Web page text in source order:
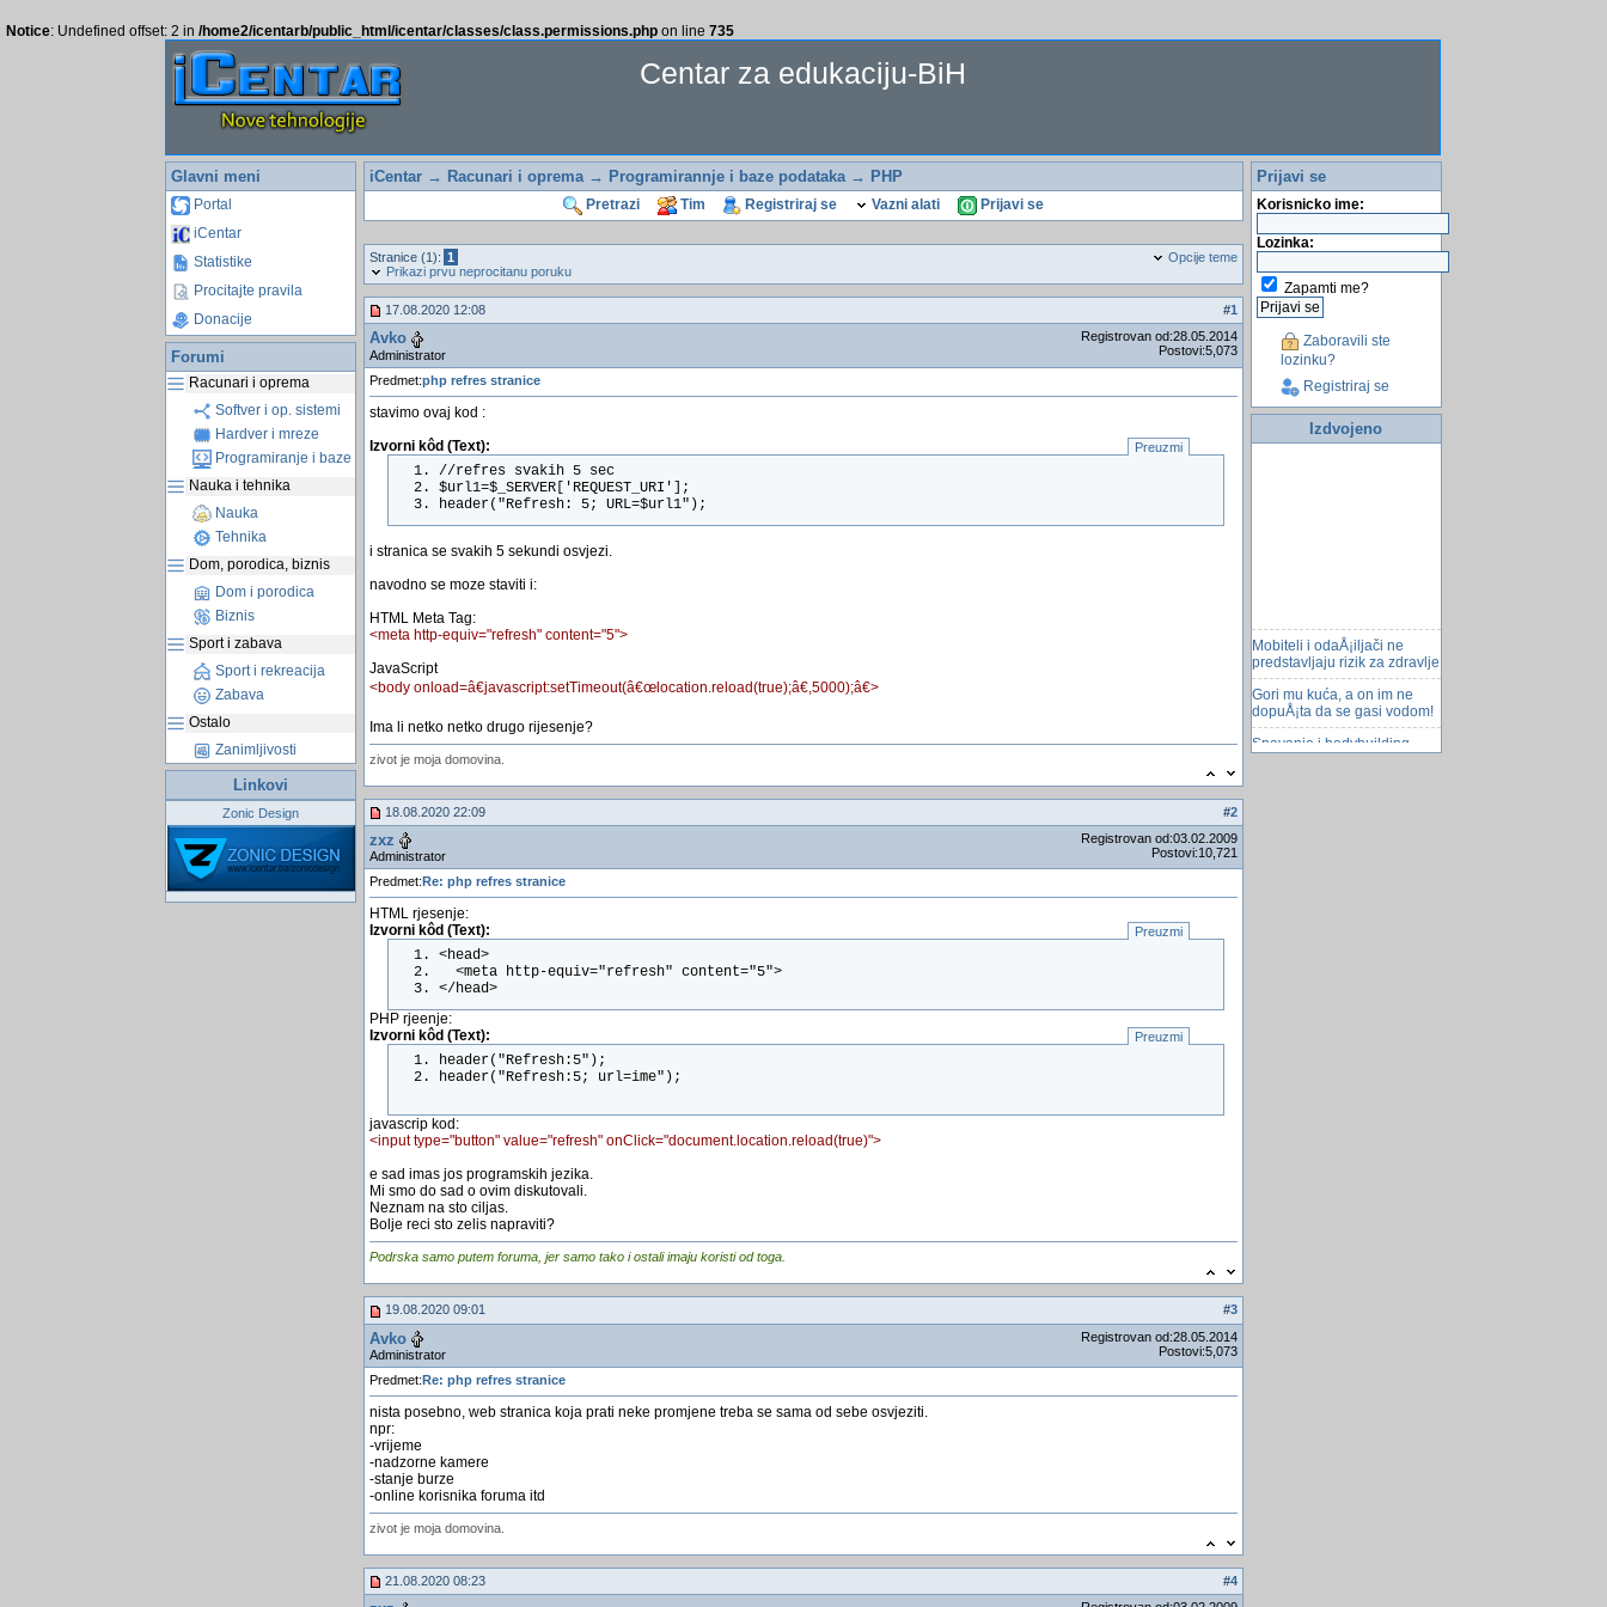
Notice: Undefined offset: 2 in /home2/icentarb/public_html/icentar/classes/class.permissions.php on line 735
Centar za edukaciju-BiH
Glavni meni
Portal
iCentar
Statistike
Procitajte pravila
Donacije
Forumi
Racunari i oprema
Softver i op. sistemi
Hardver i mreze
Programiranje i baze
Nauka i tehnika
Nauka
Tehnika
Dom, porodica, biznis
Dom i porodica
Biznis
Sport i zabava
Sport i rekreacija
Zabava
Ostalo
Zanimljivosti
Linkovi
Zonic Design
iCentar→ Racunari i oprema→ Programirannje i baze podataka→ PHP
Pretrazi Tim Registriraj se Vazni alati Prijavi se
Opcije teme
Stranice (1): 1
Prikazi prvu neprocitanu poruku
#1
17.08.2020 12:08
Avko
Administrator
Registrovan od:28.05.2014
Postovi:5,073
Predmet:php refres stranice
stavimo ovaj kod :
Preuzmi
Izvorni kôd (Text):
//refres svakih 5 sec
$url1=$_SERVER['REQUEST_URI'];
header("Refresh: 5; URL=$url1");
i stranica se svakih 5 sekundi osvjezi.
navodno se moze staviti i:
HTML Meta Tag:
<meta http-equiv="refresh" content="5">
JavaScript
<body onload=â€javascript:setTimeout(â€œlocation.reload(true);â€,5000);â€>
Ima li netko netko drugo rijesenje?
zivot je moja domovina.
#2
18.08.2020 22:09
zxz
Administrator
Registrovan od:03.02.2009
Postovi:10,721
Predmet: Re: php refres stranice
HTML rjesenje:
Preuzmi
Izvorni kôd (Text):
<head>
<meta http-equiv="refresh" content="5">
</head>
PHP rjeenje:
Preuzmi
Izvorni kôd (Text):
header("Refresh:5");
header("Refresh:5; url=ime");
javascrip kod:
<input type="button" value="refresh" onClick="document.location.reload(true)">
e sad imas jos programskih jezika.
Mi smo do sad o ovim diskutovali.
Neznam na sto ciljas.
Bolje reci sto zelis napraviti?
Podrska samo putem foruma, jer samo tako i ostali imaju koristi od toga.
#3
19.08.2020 09:01
Avko
Administrator
Registrovan od:28.05.2014
Postovi:5,073
Predmet:Re: php refres stranice
nista posebno, web stranica koja prati neke promjene treba se sama od sebe osvjeziti.
npr:
-vrijeme
-nadzorne kamere
-stanje burze
-online korisnika foruma itd
zivot je moja domovina.
#4
21.08.2020 08:23
Prijavi se
Korisnicko ime:
Lozinka:
Zapamti me?
Zaboravili ste
lozinku?
Registriraj se
Izdvojeno
Mobiteli i odaÅ¡iljači ne
predstavljaju rizik za zdravlje
Gori mu kuća, a on im ne
dopuÅ¡ta da se gasi vodom!
Spavanje i bodybuilding